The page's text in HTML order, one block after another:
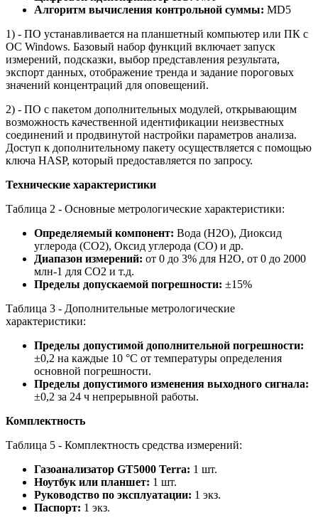
Алгоритм вычисления контрольной суммы: MD5
1) - ПО устанавливается на планшетный компьютер или ПК с
ОС Windows. Базовый набор функций включает запуск
измерений, подсказки, выбор представления результата,
экспорт данных, отображение тренда и задание пороговых
значений концентраций для оповещений.
2) - ПО с пакетом дополнительных модулей, открывающим
возможность качественной идентификации неизвестных
соединений и продвинутой настройки параметров анализа.
Доступ к дополнительному пакету осуществляется с помощью
ключа HASP, который предоставляется по запросу.
Технические характеристики
Таблица 2 - Основные метрологические характеристики:
Определяемый компонент: Вода (H2O), Диоксид
углерода (СО2), Оксид углерода (СО) и др.
Диапазон измерений: от 0 до 3% для H2O, от 0 до 2000
млн-1 для СО2 и т.д.
Пределы допускаемой погрешности: ±15%
Таблица 3 - Дополнительные метрологические
характеристики:
Пределы допустимой дополнительной погрешности:
±0,2 на каждые 10 °С от температуры определения
основной погрешности.
Пределы допустимого изменения выходного сигнала:
±0,2 за 24 ч непрерывной работы.
Комплектность
Таблица 5 - Комплектность средства измерений:
Газоанализатор GT5000 Terra: 1 шт.
Ноутбук или планшет: 1 шт.
Руководство по эксплуатации: 1 экз.
Паспорт: 1 экз.